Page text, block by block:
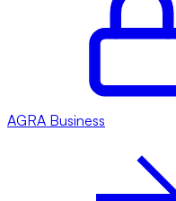
AGRA Business